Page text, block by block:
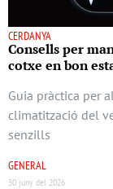
CERDANYA
Consells per
cotxe en bon
Guia pràctica per
climatització del
senzills
GENERAL
30 juny del 2026